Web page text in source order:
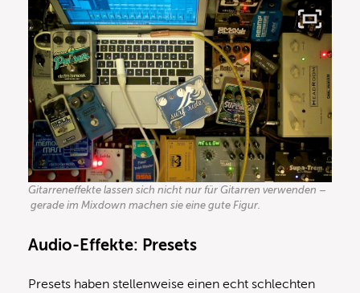
Gitarreneffekte lassen sich nicht nur für Gitarren verwenden –
gerade im Mixdown machen sie eine gute Figur.
Audio-Effekte: Presets
Presets haben stellenweise einen echt schlechten